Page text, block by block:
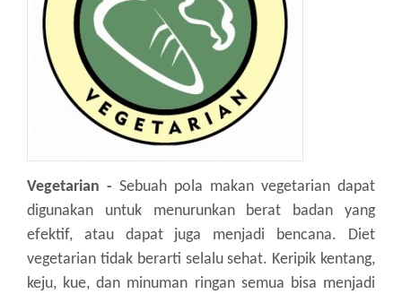
Vegetarian - Sebuah pola makan vegetarian dapat
digunakan untuk menurunkan berat badan yang
efektif, atau dapat juga menjadi bencana. Diet
vegetarian tidak berarti selalu sehat. Keripik kentang,
keju, kue, dan minuman ringan semua bisa menjadi